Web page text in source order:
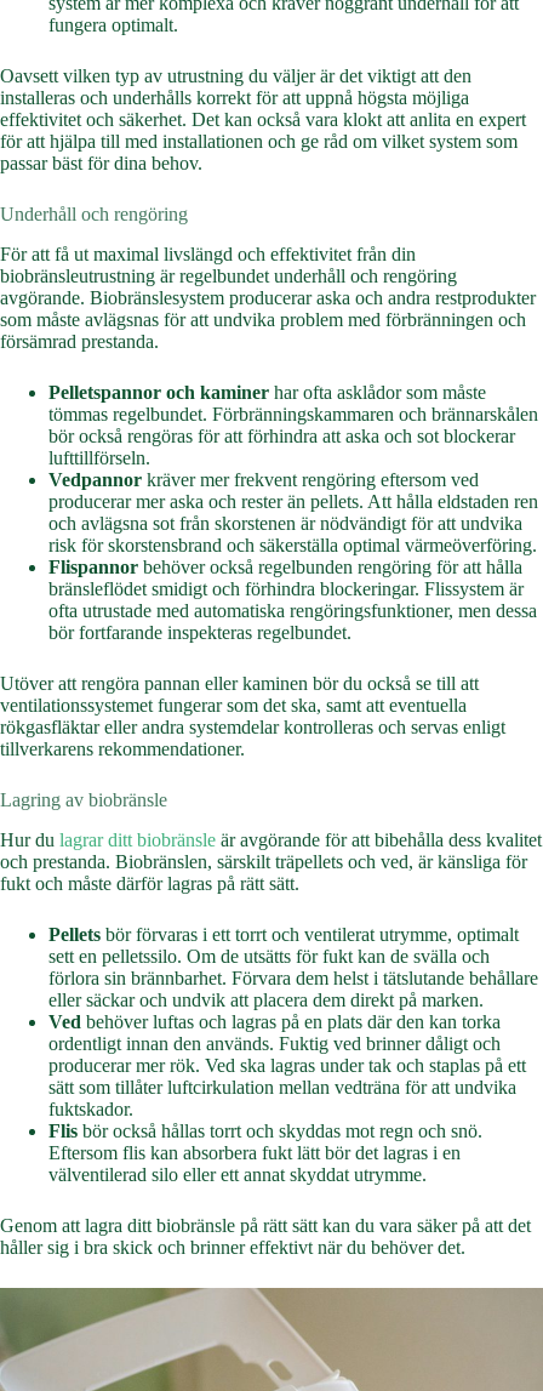
fungera optimalt.
Oavsett vilken typ av utrustning du väljer är det viktigt att den
installeras och underhålls korrekt för att uppnå högsta möjliga
effektivitet och säkerhet. Det kan också vara klokt att anlita en expert
för att hjälpa till med installationen och ge råd om vilket system som
passar bäst för dina behov.
Underhåll och rengöring
För att få ut maximal livslängd och effektivitet från din
biobränsleutrustning är regelbundet underhåll och rengöring
avgörande. Biobränslesystem producerar aska och andra restprodukter
som måste avlägsnas för att undvika problem med förbränningen och
försämrad prestanda.
Pelletspannor och kaminer har ofta asklådor som måste
tömmas regelbundet. Förbränningskammaren och brännarskålen
bör också rengöras för att förhindra att aska och sot blockerar
lufttillförseln.
Vedpannor kräver mer frekvent rengöring eftersom ved
producerar mer aska och rester än pellets. Att hålla eldstaden ren
och avlägsna sot från skorstenen är nödvändigt för att undvika
risk för skorstensbrand och säkerställa optimal värmeöverföring.
Flispannor behöver också regelbunden rengöring för att hålla
bränsleflödet smidigt och förhindra blockeringar. Flissystem är
ofta utrustade med automatiska rengöringsfunktioner, men dessa
bör fortfarande inspekteras regelbundet.
Utöver att rengöra pannan eller kaminen bör du också se till att
ventilationssystemet fungerar som det ska, samt att eventuella
rökgasfläktar eller andra systemdelar kontrolleras och servas enligt
tillverkarens rekommendationer.
Lagring av biobränsle
Hur du lagrar ditt biobränsle är avgörande för att bibehålla dess kvalitet
och prestanda. Biobränslen, särskilt träpellets och ved, är känsliga för
fukt och måste därför lagras på rätt sätt.
Pellets bör förvaras i ett torrt och ventilerat utrymme, optimalt
sett en pelletssilo. Om de utsätts för fukt kan de svälla och
förlora sin brännbarhet. Förvara dem helst i tätslutande behållare
eller säckar och undvik att placera dem direkt på marken.
Ved behöver luftas och lagras på en plats där den kan torka
ordentligt innan den används. Fuktig ved brinner dåligt och
producerar mer rök. Ved ska lagras under tak och staplas på ett
sätt som tillåter luftcirkulation mellan vedträna för att undvika
fuktskador.
Flis bör också hållas torrt och skyddas mot regn och snö.
Eftersom flis kan absorbera fukt lätt bör det lagras i en
välventilerad silo eller ett annat skyddat utrymme.
Genom att lagra ditt biobränsle på rätt sätt kan du vara säker på att det
håller sig i bra skick och brinner effektivt när du behöver det.